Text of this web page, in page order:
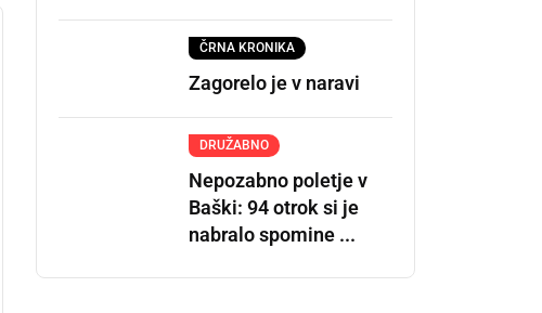
ČRNA KRONIKA
Zagorelo je v naravi
DRUŽABNO
Nepozabno poletje v
Baški: 94 otrok si je
nabralo spomine ...